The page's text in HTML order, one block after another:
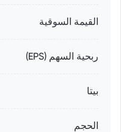
القيمة السوقية
ربحية السهم (EPS)
بيتا
الحجم